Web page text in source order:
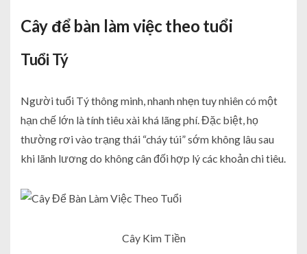
Cây để bàn làm việc theo tuổi
Tuổi Tý
Người tuổi Tý thông minh, nhanh nhẹn tuy nhiên có một
hạn chế lớn là tính tiêu xài khá lãng phí. Đặc biệt, họ
thường rơi vào trạng thái “cháy túi” sớm không lâu sau
khi lãnh lương do không cân đối hợp lý các khoản chi tiêu.
Cây Kim Tiền